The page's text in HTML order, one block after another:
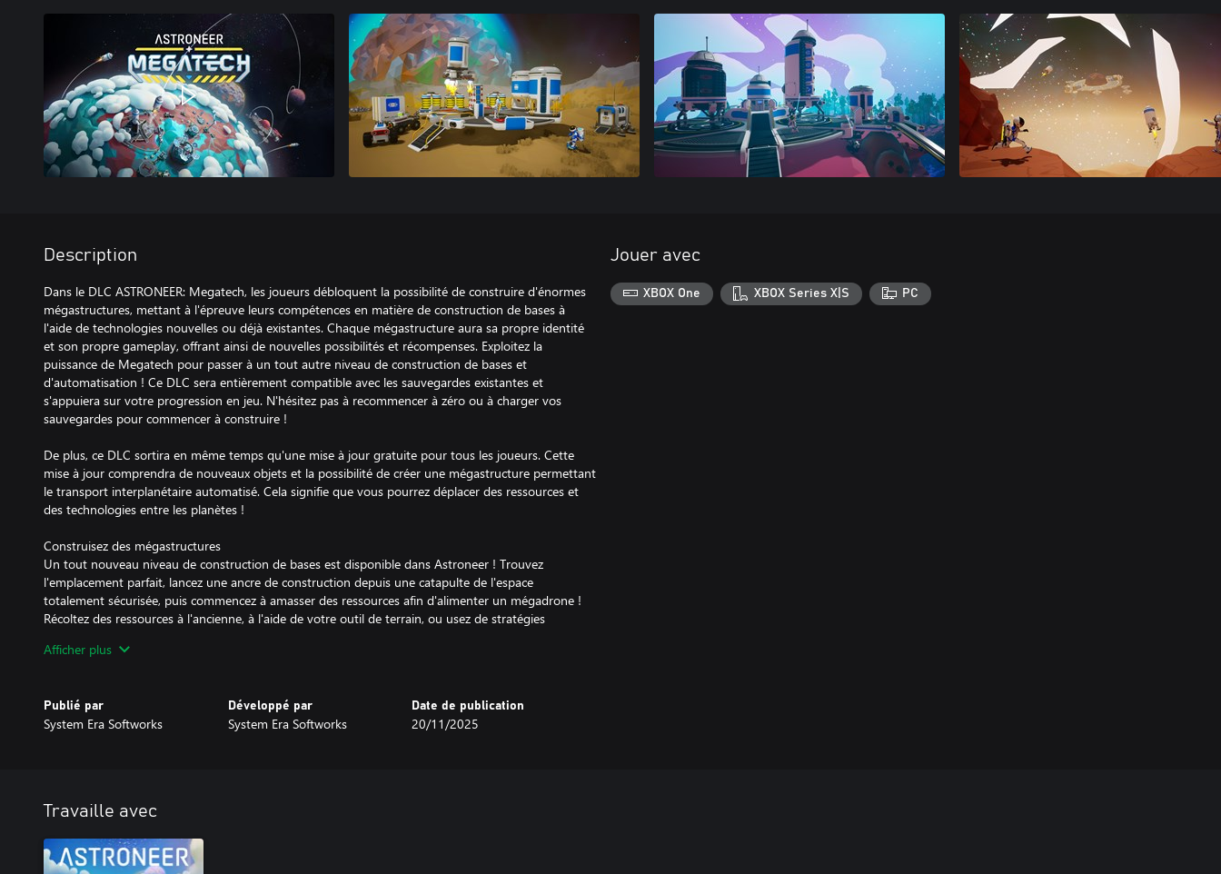
Description
Dans le DLC ASTRONEER: Megatech, les joueurs débloquent la possibilité de construire d'énormes
mégastructures, mettant à l'épreuve leurs compétences en matière de construction de bases à
l'aide de technologies nouvelles ou déjà existantes. Chaque mégastructure aura sa propre identité
et son propre gameplay, offrant ainsi de nouvelles possibilités et récompenses. Exploitez la
puissance de Megatech pour passer à un tout autre niveau de construction de bases et
d'automatisation ! Ce DLC sera entièrement compatible avec les sauvegardes existantes et
s'appuiera sur votre progression en jeu. N'hésitez pas à recommencer à zéro ou à charger vos
sauvegardes pour commencer à construire !
De plus, ce DLC sortira en même temps qu'une mise à jour gratuite pour tous les joueurs. Cette
mise à jour comprendra de nouveaux objets et la possibilité de créer une mégastructure permettant
le transport interplanétaire automatisé. Cela signifie que vous pourrez déplacer des ressources et
des technologies entre les planètes !
Construisez des mégastructures
Un tout nouveau niveau de construction de bases est disponible dans Astroneer ! Trouvez
l'emplacement parfait, lancez une ancre de construction depuis une catapulte de l'espace
totalement sécurisée, puis commencez à amasser des ressources afin d'alimenter un mégadrone !
Récoltez des ressources à l'ancienne, à l'aide de votre outil de terrain, ou usez de stratégies
mêmes. Chaque mégastructure apporte des avantages, des boosts et des bonus uniques, qui vous
1. Le terminal intermodal (gratuit pour tous les joueurs) – Votre hub de livraison personnel dans le
2. Le système de lancement de distribution (gratuit pour tous les joueurs) – Une mégastructure
fondatrice qui vous sera d'une grande aide afin de démarrer vos mégaprojets. Chargez-la des
ressources nécessaires pour lancer une ancre à l'emplacement désiré, puis laissez ce lanceur à
Afficher plus
Publié par
System Era Softworks
Développé par
System Era Softworks
Date de publication
20/11/2025
Jouer avec
XBOX One XBOX Series X|S PC
Travaille avec